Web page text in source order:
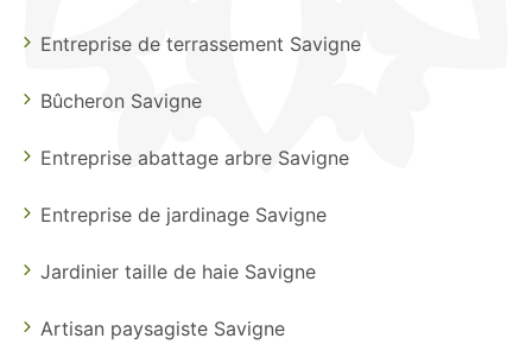
Entreprise de terrassement Savigne
Bûcheron Savigne
Entreprise abattage arbre Savigne
Entreprise de jardinage Savigne
Jardinier taille de haie Savigne
Artisan paysagiste Savigne